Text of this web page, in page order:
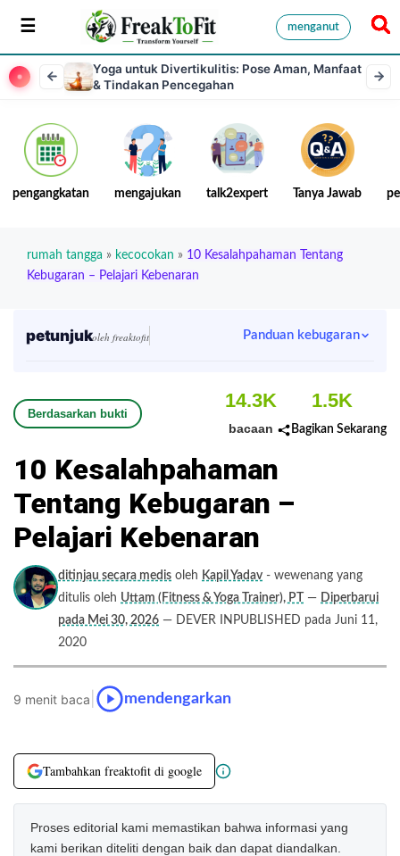
menganut
Yoga untuk Divertikulitis: Pose Aman, Manfaat
& Tindakan Pencegahan
pengangkatan mengajukan talk2expert Tanya Jawab
rumah tangga » kecocokan » 10 Kesalahpahaman Tentang
Kebugaran – Pelajari Kebenaran
petunjukoleh freaktofit Panduan kebugaran
Berdasarkan bukti
14.3K
bacaan
1.5K
Bagikan Sekarang
10 Kesalahpahaman
Tentang Kebugaran –
Pelajari Kebenaran
ditinjau secara medis oleh Kapil Yadav - wewenang yang
ditulis oleh Uttam (Fitness & Yoga Trainer), PT — Diperbarui
pada Mei 30, 2026 — DEVER INPUBLISHED pada Juni 11,
2020
9 menit baca mendengarkan
Tambahkan freaktofit di google
Proses editorial kami memastikan bahwa informasi yang
kami berikan diteliti dengan baik dan dapat diandalkan.